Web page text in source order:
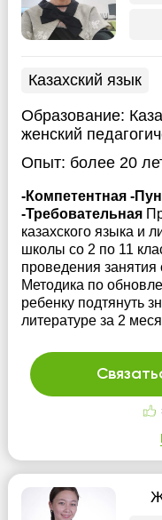
Казахский язык
Образование:
женский
Опыт: более 20
-Компетентная -
-Требовательная
казахского языка и
школы со 2 по 11
проведения
Методика по
ребенку подтянуть
литературе за 2